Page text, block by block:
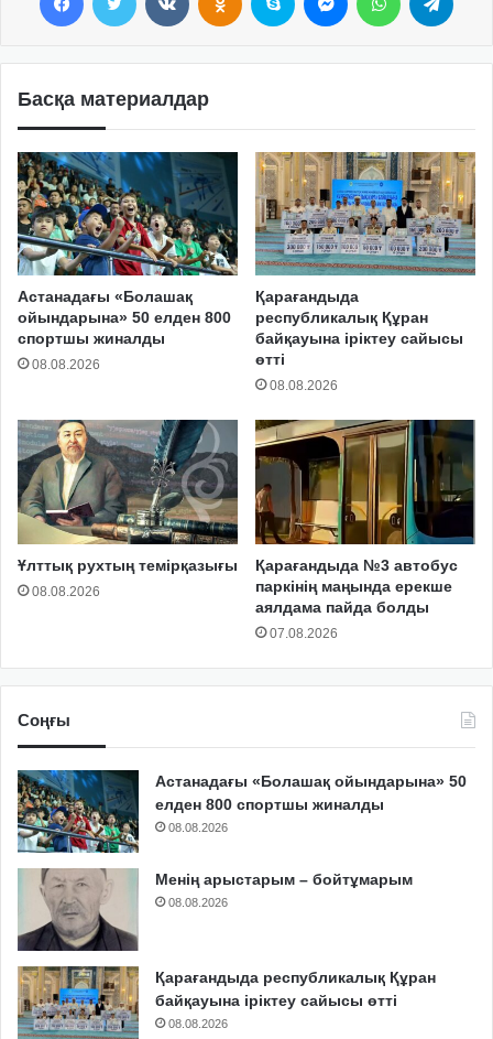
Басқа материалдар
Астанадағы «Болашақ
ойындарына» 50 елден 800
спортшы жиналды
08.08.2026
Қарағандыда
республикалық Құран
байқауына іріктеу сайысы
өтті
08.08.2026
Ұлттық рухтың темірқазығы
08.08.2026
Қарағандыда №3 автобус
паркінің маңында ерекше
аялдама пайда болды
07.08.2026
Соңғы
Астанадағы «Болашақ ойындарына» 50
елден 800 спортшы жиналды
08.08.2026
Менің арыстарым – бойтұмарым
08.08.2026
Қарағандыда республикалық Құран
байқауына іріктеу сайысы өтті
08.08.2026